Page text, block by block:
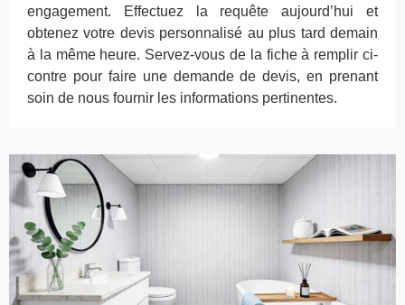
engagement. Effectuez la requête aujourd’hui et
obtenez votre devis personnalisé au plus tard demain
à la même heure. Servez-vous de la fiche à remplir ci-
contre pour faire une demande de devis, en prenant
soin de nous fournir les informations pertinentes.